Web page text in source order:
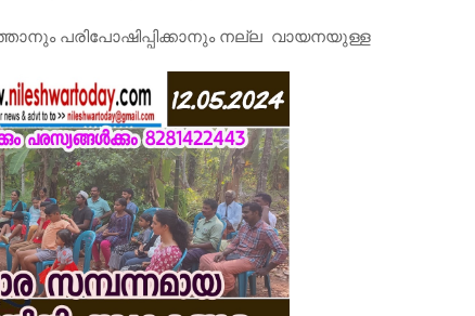
പരിപോഷിപ്പിക്കാനും നല്ല വായനയുള്ള